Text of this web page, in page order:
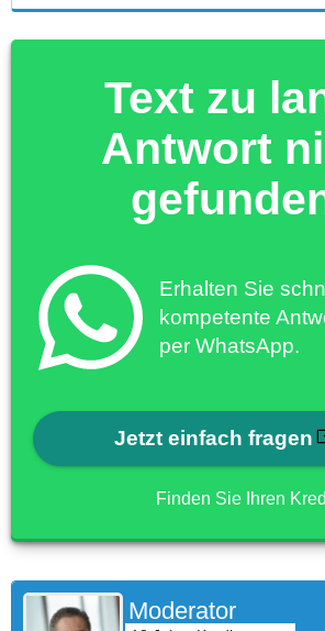
Text zu
Antwort
Erhalten Sie
kompetente
per WhatsApp.
Jetzt einfach fragen
Finden Sie Ihren
Moderator